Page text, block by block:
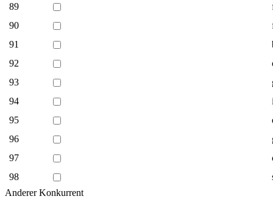
89
90
91
92
93
94
95
96
97
98
Anderer Konkurrent